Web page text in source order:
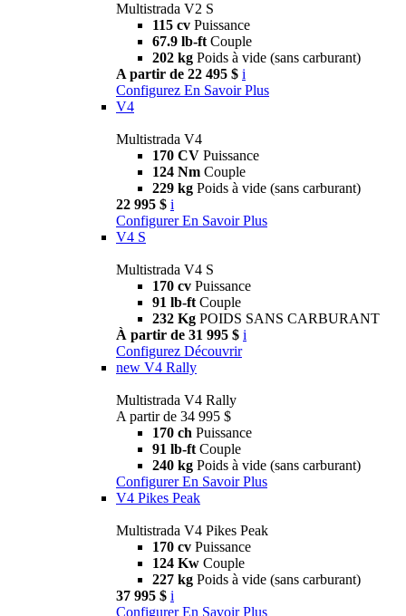
Multistrada V2 S
115 cv Puissance
67.9 lb-ft Couple
202 kg Poids à vide (sans carburant)
A partir de 22 495 $ i
Configurez En Savoir Plus
V4
Multistrada V4
170 CV Puissance
124 Nm Couple
229 kg Poids à vide (sans carburant)
22 995 $ i
Configurer En Savoir Plus
V4 S
Multistrada V4 S
170 cv Puissance
91 lb-ft Couple
232 Kg POIDS SANS CARBURANT
À partir de 31 995 $ i
Configurez Découvrir
new V4 Rally
Multistrada V4 Rally
A partir de 34 995 $
170 ch Puissance
91 lb-ft Couple
240 kg Poids à vide (sans carburant)
Configurer En Savoir Plus
V4 Pikes Peak
Multistrada V4 Pikes Peak
170 cv Puissance
124 Kw Couple
227 kg Poids à vide (sans carburant)
37 995 $ i
Configurer En Savoir Plus